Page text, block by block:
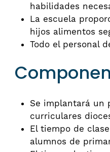
habilidades
La escuela
hijos alimentos
Todo el personal
Se implantará un
curriculares
El tiempo de
alumnos de